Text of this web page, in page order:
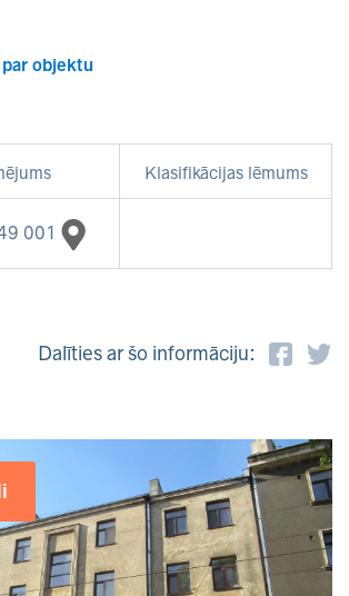
objektu
Klasifikācijas lēmums
001
Dalīties ar šo informāciju: